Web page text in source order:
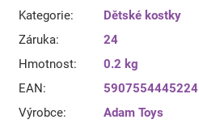
Kategorie:
Dětské kostky
Záruka:
24
Hmotnost:
0.2 kg
EAN:
5907554445224
Výrobce:
Adam Toys